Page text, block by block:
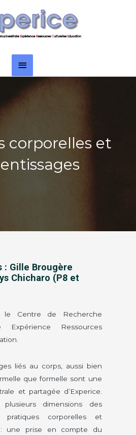
Menu
principal
corporelles et
: Gille Brougère
Chicharo (P8 et
le Centre de Recherche
Expérience Ressources
liés au corps, aussi bien
que formelle sont une
et partagée d’Experice.
dimensions des
pratiques corporelles et
: une prise en compte du